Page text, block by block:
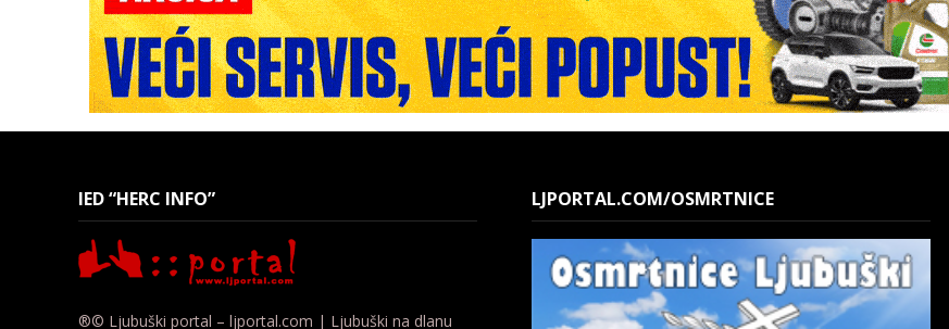
IED “HERC INFO”
®© Ljubuški portal – ljportal.com | Ljubuški na dlanu
LJPORTAL.COM/OSMRTNICE